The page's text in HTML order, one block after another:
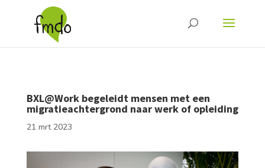
BXL@Work begeleidt mensen met een
migratieachtergrond naar werk of opleiding
21 mrt 2023